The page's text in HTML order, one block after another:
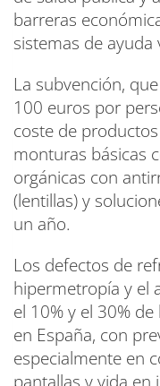
barreras
sistemas de ayuda
La subvención,
100 euros por
coste de
monturas básicas
orgánicas con
(lentillas) y
un año.
Los defectos de
hipermetropía y el
el 10% y el 30%
en España, con
especialmente en
pantallas y vida en